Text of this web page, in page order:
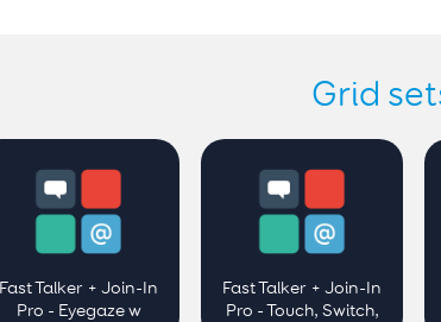
Grid
Fast Talker + Join-In
Pro - Eyegaze w
Fast Talker + Join-In
Pro - Touch, Switch,